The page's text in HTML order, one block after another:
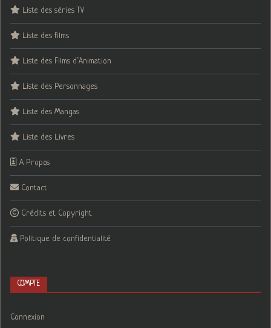
Liste des séries TV
Liste des films
Liste des Films d’Animation
Liste des Personnages
Liste des Mangas
Liste des Livres
A Propos
Contact
Crédits et Copyright
Politique de confidentialité
COMPTE
Connexion